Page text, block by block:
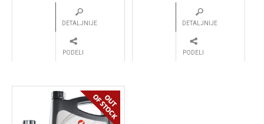
DETALJNIJE
PODELI
DETALJNIJE
PODELI